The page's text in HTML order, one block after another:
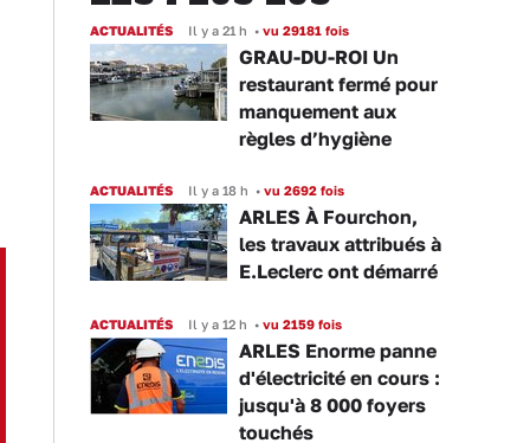
ACTUALITÉS Il y a 21 h • vu 29181 fois
GRAU-DU-ROI Un
restaurant fermé pour
manquement aux
règles d’hygiène
ACTUALITÉS Il y a 18 h • vu 2692 fois
ARLES À Fourchon,
les travaux attribués à
E.Leclerc ont démarré
ACTUALITÉS Il y a 12 h • vu 2159 fois
ARLES Enorme panne
d'électricité en cours :
jusqu'à 8 000 foyers
touchés